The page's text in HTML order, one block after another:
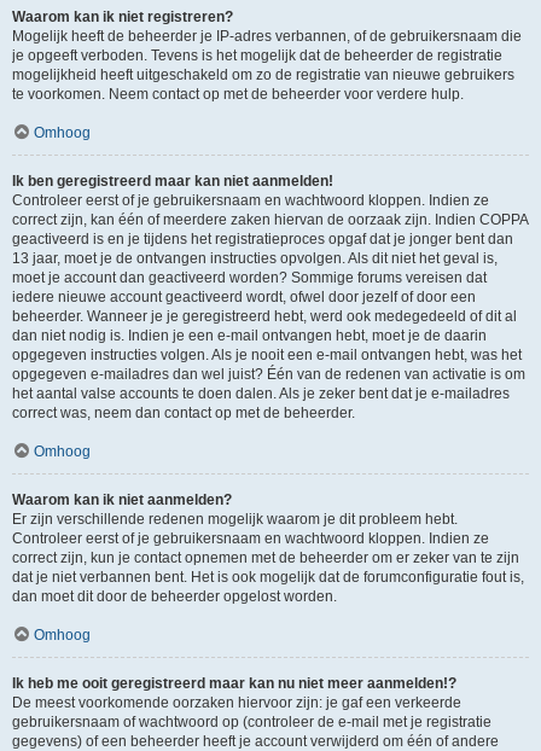
Waarom kan ik niet registreren?
Mogelijk heeft de beheerder je IP-adres verbannen, of de gebruikersnaam die
je opgeeft verboden. Tevens is het mogelijk dat de beheerder de registratie
mogelijkheid heeft uitgeschakeld om zo de registratie van nieuwe gebruikers
te voorkomen. Neem contact op met de beheerder voor verdere hulp.
Omhoog
Ik ben geregistreerd maar kan niet aanmelden!
Controleer eerst of je gebruikersnaam en wachtwoord kloppen. Indien ze
correct zijn, kan één of meerdere zaken hiervan de oorzaak zijn. Indien COPPA
geactiveerd is en je tijdens het registratieproces opgaf dat je jonger bent dan
13 jaar, moet je de ontvangen instructies opvolgen. Als dit niet het geval is,
moet je account dan geactiveerd worden? Sommige forums vereisen dat
iedere nieuwe account geactiveerd wordt, ofwel door jezelf of door een
beheerder. Wanneer je je geregistreerd hebt, werd ook medegedeeld of dit al
dan niet nodig is. Indien je een e-mail ontvangen hebt, moet je de daarin
opgegeven instructies volgen. Als je nooit een e-mail ontvangen hebt, was het
opgegeven e-mailadres dan wel juist? Één van de redenen van activatie is om
het aantal valse accounts te doen dalen. Als je zeker bent dat je e-mailadres
correct was, neem dan contact op met de beheerder.
Omhoog
Waarom kan ik niet aanmelden?
Er zijn verschillende redenen mogelijk waarom je dit probleem hebt.
Controleer eerst of je gebruikersnaam en wachtwoord kloppen. Indien ze
correct zijn, kun je contact opnemen met de beheerder om er zeker van te zijn
dat je niet verbannen bent. Het is ook mogelijk dat de forumconfiguratie fout is,
dan moet dit door de beheerder opgelost worden.
Omhoog
Ik heb me ooit geregistreerd maar kan nu niet meer aanmelden!?
De meest voorkomende oorzaken hiervoor zijn: je gaf een verkeerde
gebruikersnaam of wachtwoord op (controleer de e-mail met je registratie
gegevens) of een beheerder heeft je account verwijderd om één of andere